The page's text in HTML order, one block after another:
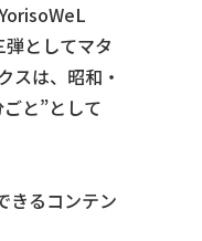
としてマタ
スは、昭和・
と”として
きるコンテン